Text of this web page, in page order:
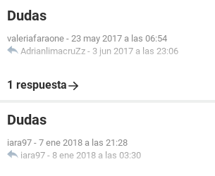
Dudas
valeriafaraone - 23 may 2017 a las 06:54
AdrianlimacruZz - 3 jun 2017 a las 23:06
1 respuesta
Dudas
iara97 - 7 ene 2018 a las 21:28
iara97 - 8 ene 2018 a las 03:30